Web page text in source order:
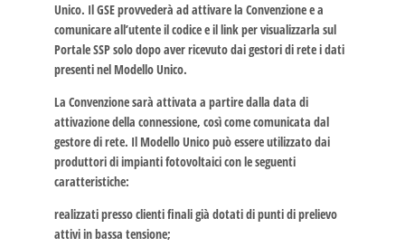
Unico. Il GSE provvederà ad attivare la Convenzione e a
comunicare all’utente il codice e il link per visualizzarla sul
Portale SSP solo dopo aver ricevuto dai gestori di rete i dati
presenti nel Modello Unico.
La Convenzione sarà attivata a partire dalla data di
attivazione della connessione, così come comunicata dal
gestore di rete. Il Modello Unico può essere utilizzato dai
produttori di impianti fotovoltaici con le seguenti
caratteristiche:
realizzati presso clienti finali già dotati di punti di prelievo
attivi in bassa tensione;